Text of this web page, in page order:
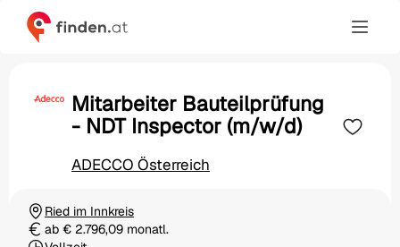
Mitarbeiter Bauteilprüfung
- NDT Inspector (m/w/d)
ADECCO Österreich
Ortschaft
Ried im Innkreis
Gehaltab € 2.796,09 monatl.